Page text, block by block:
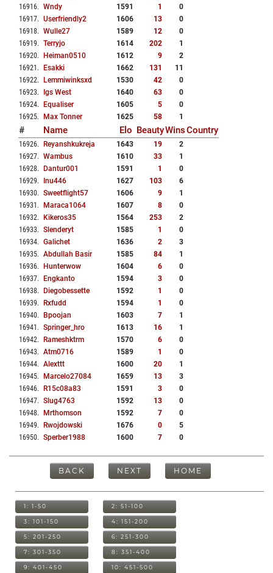
16916. Wndy 1591 1
0
16917. Userfriendly2 1606 13
0
16918. Wulle27 1589 12
0
16919. Terryjo 1614 202
1
16920. Heiman0510 1612 9
2
16921 . Esakki 1662 131
11
16922. Lemmiwinksxd 1530 42
0
16923. Igs West 1640 63
0
16924. Equaliser 1605 5
0
16925. Max Tonner 1625 58 1
# Name Elo BeautyWinsCountry
16926. Reyanshkukreja 1643 19
2
16927. Wambus 1610 33
1
16928. Dantur001 1591 1
0
16929. Inu446 1627 103
6
16930. Sweetflight57 1606 9
1
16931 . Maraca1064 1607 8
0
16932. Kikeros35 1564 253
2
16933. Slenderyt 1585 1
0
16934. Galichet 1636 2
3
16935. Abdullah Basir 1585 84
1
16936. Hunterwow 1604 6
0
16937. Engkanto 1594 3
0
16938. Diegobessette 1592 1
0
16939. Rxfudd 1594 1
0
16940. Bpoojan 1603 7
1
16941 . Springer_hro 1613 16
1
16942. Rameshktrm 1570 6
0
16943. Atm0716 1589 1
0
16944. Alexttt 1600 20
1
16945. Marcelo27084 1659 13
3
16946. R15c08a83 1591 3
0
16947. Slug4763 1592 13
0
16948. Mrthomson 1592 7
0
16949. Rwojdowski 1676 0
5
16950. Sperber1988 1600 7 0
BACK NEXT HOME
1: 1-50 2: 51-100
3: 101-150 4: 151-200
5: 201-250 6: 251-300
7: 301-350 8: 351-400
9: 401-450 10: 451-500